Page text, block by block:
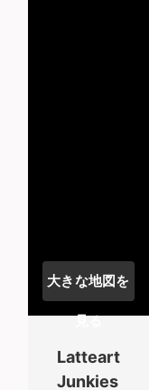
大きな地図を
見る
Latteart
Junkies